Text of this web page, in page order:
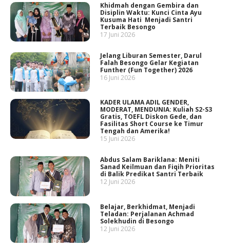
Khidmah dengan Gembira dan
Disiplin Waktu: Kunci Cinta Ayu
Kusuma Hati Menjadi Santri
Terbaik Besongo
17 Juni 2026
Jelang Liburan Semester, Darul
Falah Besongo Gelar Kegiatan
Funther (Fun Together) 2026
16 Juni 2026
KADER ULAMA ADIL GENDER,
MODERAT, MENDUNIA: Kuliah S2-S3
Gratis, TOEFL Diskon Gede, dan
Fasilitas Short Course ke Timur
Tengah dan Amerika!
15 Juni 2026
Abdus Salam Bariklana: Meniti
Sanad Keilmuan dan Fiqih Prioritas
di Balik Predikat Santri Terbaik
12 Juni 2026
Belajar, Berkhidmat, Menjadi
Teladan: Perjalanan Achmad
Solekhudin di Besongo
12 Juni 2026